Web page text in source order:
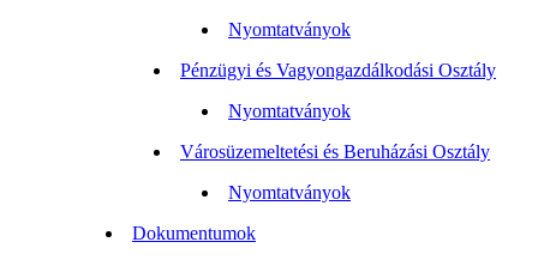
Nyomtatványok
Pénzügyi és Vagyongazdálkodási Osztály
Nyomtatványok
Városüzemeltetési és Beruházási Osztály
Nyomtatványok
Dokumentumok